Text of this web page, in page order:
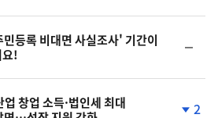
등록 비대면 사실조사' 기간이
!
일
업 창업 소득·법인세 최대
2